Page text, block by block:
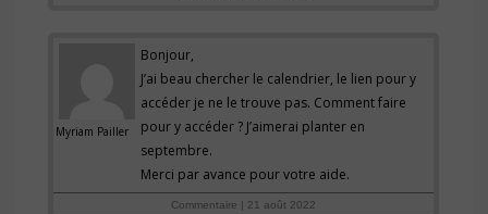
Myriam Pailler
Bonjour,
J’ai beau chercher le calendrier, le lien pour y
accéder je ne le trouve pas. Comment faire
pour y accéder ? J’aimerai planter en
septembre.
Merci par avance pour votre aide.
Commentaire | 21 août 2022